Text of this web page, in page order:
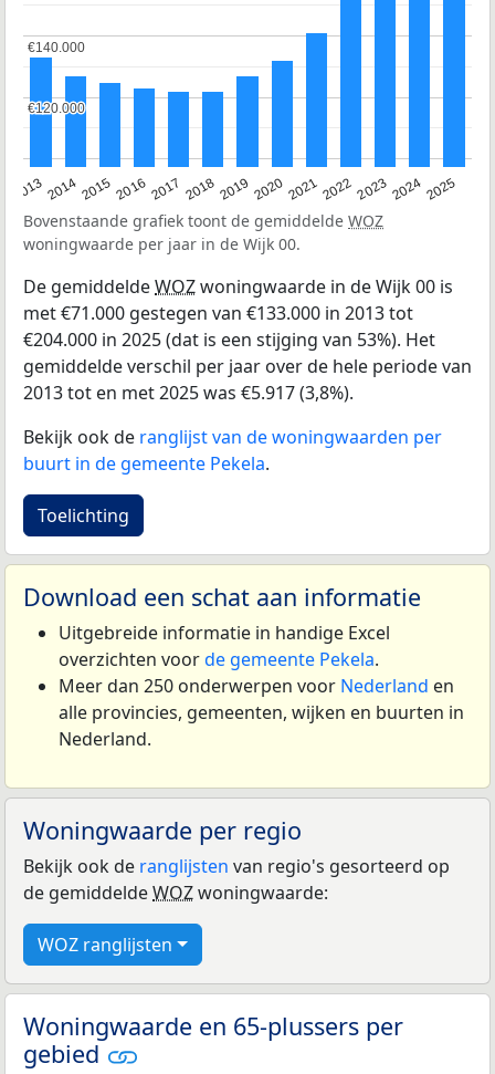
20132014201520162017 20182019 202020212022202320242025
€120.000
€120.000
€140.000
€140.000
Bovenstaande grafiek toont de gemiddelde WOZ
woningwaarde per jaar in de Wijk 00.
De gemiddeldeWOZwoningwaarde in de Wijk 00 is
met €71.000 gestegen van €133.000 in 2013 tot
€204.000 in 2025 (dat is een stijging van 53%). Het
gemiddelde verschil per jaar over de hele periode van
2013 tot en met 2025 was €5.917 (3,8%).
Bekijk ook de ranglijst van de woningwaarden per
buurt in de gemeente Pekela.
Toelichting
Download een schat aan informatie
Uitgebreide informatie in handige Excel
overzichten voorde gemeente Pekela.
Meer dan 250 onderwerpen voor Nederland en
alle provincies, gemeenten, wijken en buurten in
Nederland.
Woningwaarde per regio
Bekijk ook de ranglijsten van regio's gesorteerd op
de gemiddeldeWOZwoningwaarde:
WOZ ranglijsten
Woningwaarde en 65-plussers per
gebied